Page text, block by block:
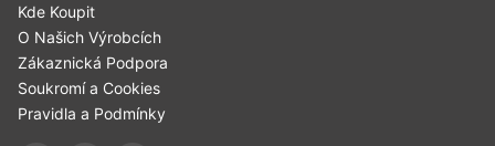
Kde Koupit
O Našich Výrobcích
Zákaznická Podpora
Soukromí a Cookies
Pravidla a Podmínky